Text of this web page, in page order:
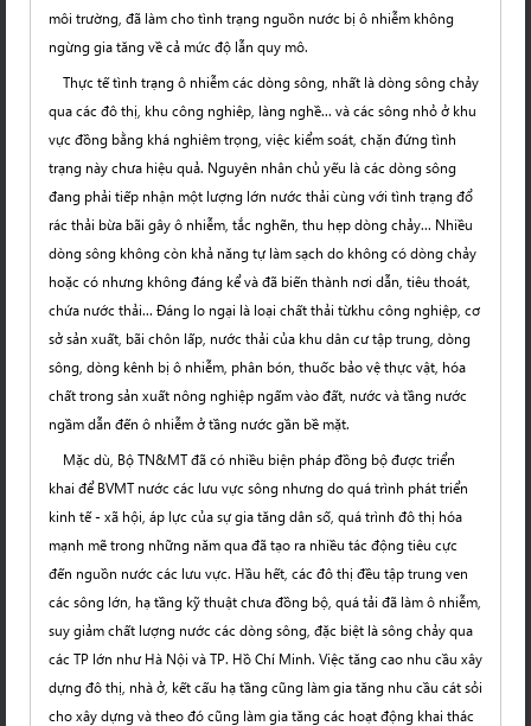
môi trường, đã làm cho tình trạng nguồn nước bị ô nhiễm không
ngừng gia tăng về cả mức độ lẫn quy mô.
Thực tế tình trạng ô nhiễm các dòng sông, nhất là dòng sông chảy
qua các đô thị, khu công nghiêp, làng nghề... và các sông nhỏ ở khu
vực đồng bằng khá nghiêm trọng, việc kiểm soát, chặn đứng tình
trạng này chưa hiệu quả. Nguyên nhân chủ yếu là các dòng sông
đang phải tiếp nhận một lượng lớn nước thải cùng với tình trạng đổ
rác thải bừa bãi gây ô nhiễm, tắc nghẽn, thu hẹp dòng chảy... Nhiều
dòng sông không còn khả năng tự làm sạch do không có dòng chảy
hoặc có nhưng không đáng kể và đã biến thành nơi dẫn, tiêu thoát,
chứa nước thải... Đáng lo ngại là loại chất thải từkhu công nghiệp, cơ
sở sản xuất, bãi chôn lấp, nước thải của khu dân cư tập trung, dòng
sông, dòng kênh bị ô nhiễm, phân bón, thuốc bảo vệ thực vật, hóa
chất trong sản xuất nông nghiệp ngấm vào đất, nước và tầng nước
ngầm dẫn đến ô nhiễm ở tầng nước gần bề mặt.
Mặc dù, Bộ TN&MT đã có nhiều biện pháp đồng bộ được triển
khai để BVMT nước các lưu vực sông nhưng do quá trình phát triển
kinh tế - xã hội, áp lực của sự gia tăng dân số, quá trình đô thị hóa
mạnh mẽ trong những năm qua đã tạo ra nhiều tác động tiêu cực
đến nguồn nước các lưu vực. Hầu hết, các đô thị đều tập trung ven
các sông lớn, hạ tầng kỹ thuật chưa đồng bộ, quá tải đã làm ô nhiễm,
suy giảm chất lượng nước các dòng sông, đặc biệt là sông chảy qua
các TP lớn như Hà Nội và TP. Hồ Chí Minh. Việc tăng cao nhu cầu xây
dựng đô thị, nhà ở, kết cấu hạ tầng cũng làm gia tăng nhu cầu cát sỏi
cho xây dựng và theo đó cũng làm gia tăng các hoạt động khai thác